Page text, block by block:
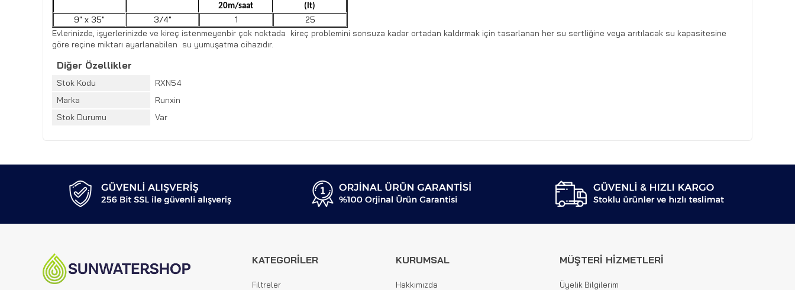
20m/saat (lt)
9″ x 35″ 3/4″ 1
25
Evlerinizde, işyerlerinizde ve kireç istenmeyenbir çok noktada kireç problemini sonsuza kadar ortadan kaldırmak için tasarlanan her su sertliğine veya arıtılacak su kapasitesine
göre reçine miktarı ayarlanabilen su yumuşatma cihazıdır.
Diğer Özellikler
Stok Kodu
RXN54
Marka
Runxin
Stok Durumu
Var
KATEGORİLER
Filtreler
KURUMSAL
Hakkımızda
MÜŞTERİ HİZMETLERİ
Üyelik Bilgilerim